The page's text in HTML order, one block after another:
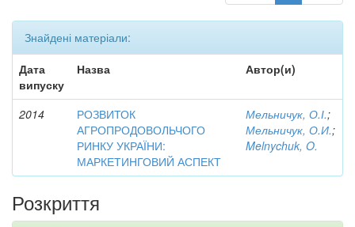
Знайдені матеріали:
Дата
випуску
Назва Автор(и)
2014
РОЗВИТОК
АГРОПРОДОВОЛЬЧОГО
РИНКУ УКРАЇНИ:
МАРКЕТИНГОВИЙ АСПЕКТ
Мельничук, О.І.;
Мельничук, О.И.;
Melnychuk, O.
Розкриття